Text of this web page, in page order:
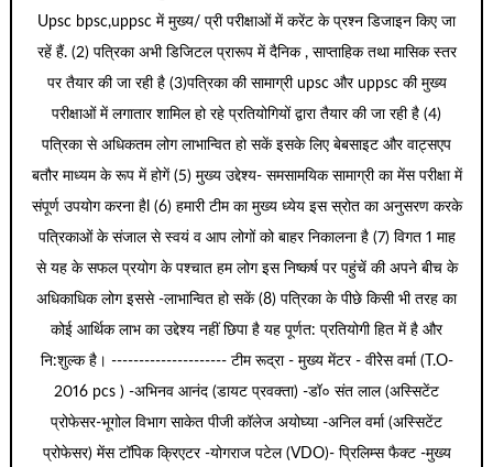
Upsc bpsc,uppsc में मुख्य/ प्री परीक्षाओं में करेंट के प्रश्न डिजाइन किए जा
रहें हैं. (2) पत्रिका अभी डिजिटल प्रारूप में दैनिक , साप्ताहिक तथा मासिक स्तर
पर तैयार की जा रही है (3)पत्रिका की सामाग्री upsc और uppsc की मुख्य
परीक्षाओं में लगातार शामिल हो रहे प्रतियोगियों द्वारा तैयार की जा रही है (4)
पत्रिका से अधिकतम लोग लाभान्वित हो सकें इसके लिए बेबसाइट और वाट्सएप
बतौर माध्यम के रूप में होगें (5) मुख्य उद्देश्य- समसामयिक सामाग्री का मेंस परीक्षा में
संपूर्ण उपयोग करना हैl (6) हमारी टीम का मुख्य ध्येय इस स्रोत का अनुसरण करके
पत्रिकाओं के संजाल से स्वयं व आप लोगों को बाहर निकालना है (7) विगत 1 माह
से यह के सफल प्रयोग के पश्चात हम लोग इस निष्कर्ष पर पहुंचें की अपने बीच के
अधिकाधिक लोग इससे -लाभान्वित हो सकें (8) पत्रिका के पीछे किसी भी तरह का
कोई आर्थिक लाभ का उद्देश्य नहीं छिपा है यह पूर्णत: प्रतियोगी हित में है और
नि:शुल्क है। --------------------- टीम रूद्रा - मुख्य मेंटर - वीरेेस वर्मा (T.O-
2016 pcs ) -अभिनव आनंद (डायट प्रवक्ता) -डॉ० संत लाल (अस्सिटेंट
प्रोफेसर-भूगोल विभाग साकेत पीजी कॉलेज अयोघ्या -अनिल वर्मा (अस्सिटेंट
प्रोफेसर) मेंस टॉपिक क्रिएटर -योगराज पटेल (VDO)- प्रिलिम्स फैक्ट -मुख्य